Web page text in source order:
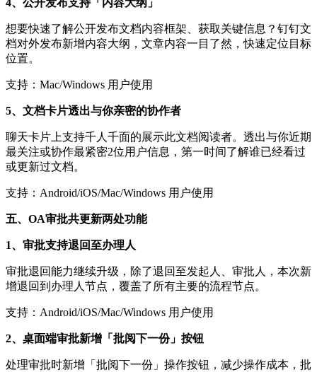
4、公开发布支持「内容大纲」
想要快速了解公开发布文档内容框架、获取关键信息？钉钉文
档对外发布新增内容大纲，文章内容一目了然，快速定位目标
位置。
支持：Mac/Windows 用户使用
5、文档卡片透出与你亲密的协作者
聊天卡片上支持千人千面的展示此文档阅读者。透出与你近期
最关注或协作最紧密2位用户信息，第一时间了解谁已经看过
或更新过文档。
支持：Android/iOS/Mac/Windows 用户使用
五、OA审批共更新两处功能
1、审批支持退回至办理人
审批退回能力继续升级，除了退回至发起人、审批人，本次新
增退回到办理人节点，覆盖了所有主要的流程节点。
支持：Android/iOS/Mac/Windows 用户使用
2、桌面端审批新增「批阅下一份」按钮
处理审批时新增「批阅下一份」操作按钮，减少操作成本，批